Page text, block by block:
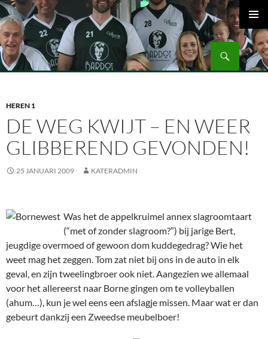
Ga
naar
de
inhoud
Volleybalvereniging Vips Bardot
Zoeken
MENU
HEREN 1
DE WEG KWIJT – EN WEER
GLIBBEREND GEVONDEN!
25 JANUARI 2009 KATERADMIN
Was het de appelkruimel annex slagroomtaart
(“met of zonder slagroom?”) bij jarige Bert,
jeugdige overmoed of gewoon dom kuddegedrag? Wie het
weet mag het zeggen. Tom zat niet bij ons in de auto in elk
geval, en zijn tweelingbroer ook niet. Aangezien we allemaal
voor het allereerst naar Borne gingen om te volleyballen
(ahum…), kun je wel eens een afslagje missen. Maar wat er dan
gebeurt dankzij een Zweedse meubelboer!